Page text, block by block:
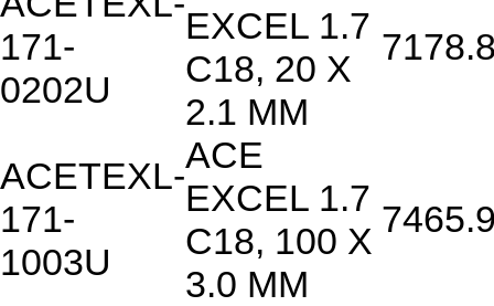
171-
0202U
EXCEL 1.7
C18, 20 X
2.1 MM
ACETEXL-
171-
1003U
ACE
EXCEL 1.7
C18, 100 X
3.0 MM